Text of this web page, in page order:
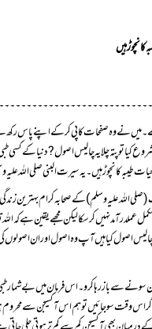
کا نچوڑ ہیں ۔یہ سیرت البنی صلی اللہ